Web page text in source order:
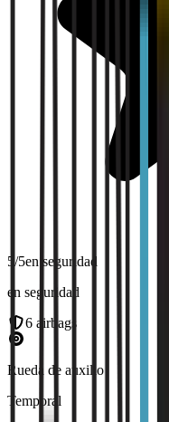
5 /5en seguridad
en seguridad
6 airbags
Rueda de auxilio
Temporal